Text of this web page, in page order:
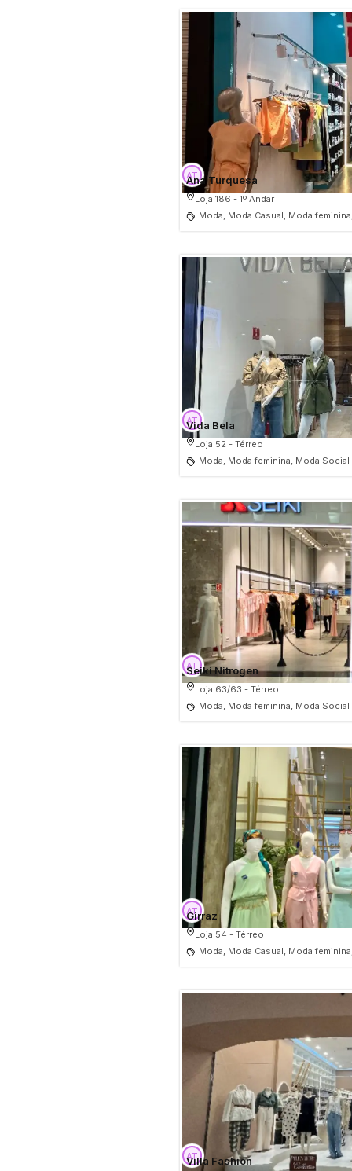
Ana Turquesa
Loja 186 - 1º Andar
Moda, Moda Casual, Moda
Vida Bela
Loja 52 - Térreo
Moda, Moda feminina, Moda Social
Seiki Nitrogen
Loja 63/63 - Térreo
Moda, Moda feminina, Moda Social
Girraz
Loja 54 - Térreo
Moda, Moda Casual, Moda
Villa Fashion